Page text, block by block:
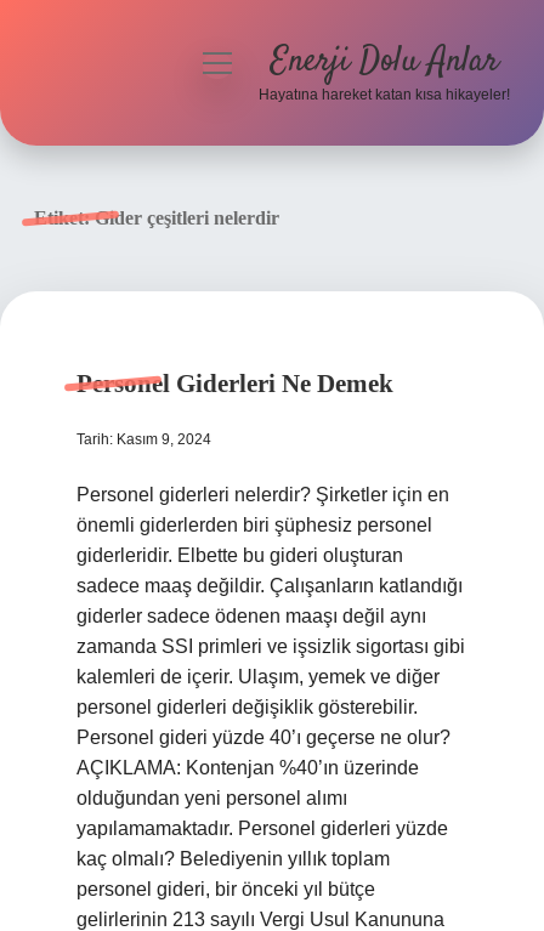
menüyüEnerji Dolu Anlar
Hayatına hareket katan kısa hikayeler!
Etiket:Gider çeşitleri nelerdir
Personel Giderleri Ne Demek
Tarih: Kasım 9, 2024
Personel giderleri nelerdir? Şirketler için en
önemli giderlerden biri şüphesiz personel
giderleridir. Elbette bu gideri oluşturan
sadece maaş değildir. Çalışanların katlandığı
giderler sadece ödenen maaşı değil aynı
zamanda SSI primleri ve işsizlik sigortası gibi
kalemleri de içerir. Ulaşım, yemek ve diğer
personel giderleri değişiklik gösterebilir.
Personel gideri yüzde 40’ı geçerse ne olur?
AÇIKLAMA: Kontenjan %40’ın üzerinde
olduğundan yeni personel alımı
yapılamamaktadır. Personel giderleri yüzde
kaç olmalı? Belediyenin yıllık toplam
personel gideri, bir önceki yıl bütçe
gelirlerinin 213 sayılı Vergi Usul Kanununa